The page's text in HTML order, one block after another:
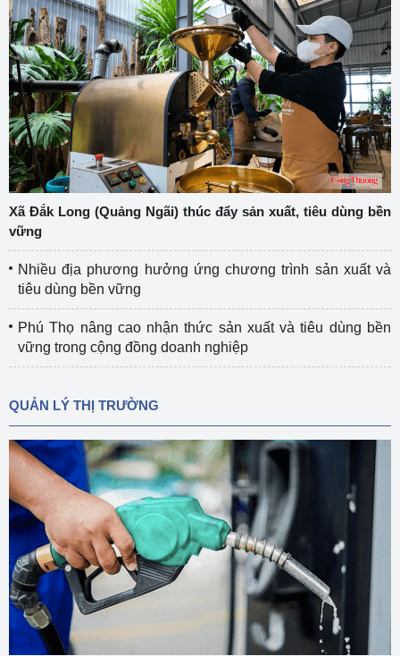
Xã Đắk Long (Quảng Ngãi) thúc đẩy sản xuất, tiêu dùng bền
vững
Nhiều địa phương hưởng ứng chương trình sản xuất và
tiêu dùng bền vững
Phú Thọ nâng cao nhận thức sản xuất và tiêu dùng bền
vững trong cộng đồng doanh nghiệp
QUẢN LÝ THỊ TRƯỜNG